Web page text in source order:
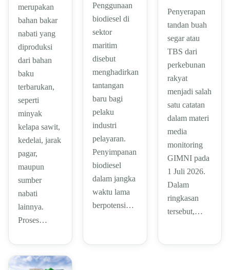
merupakan
bahan bakar
nabati yang
diproduksi
dari bahan
baku
terbarukan,
seperti
minyak
kelapa sawit,
kedelai, jarak
pagar,
maupun
sumber
nabati
lainnya.
Proses…
Penggunaan
biodiesel di
sektor
maritim
disebut
menghadirkan
tantangan
baru bagi
pelaku
industri
pelayaran.
Penyimpanan
biodiesel
dalam jangka
waktu lama
berpotensi…
Penyerapan
tandan buah
segar atau
TBS dari
perkebunan
rakyat
menjadi salah
satu catatan
dalam materi
media
monitoring
GIMNI pada
1 Juli 2026.
Dalam
ringkasan
tersebut,…